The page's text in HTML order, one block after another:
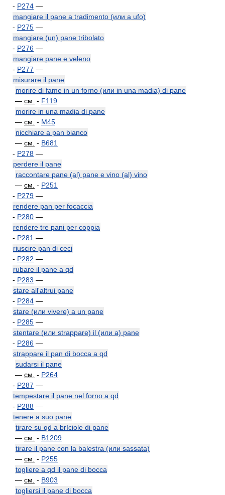
- P274 —
mangiare il pane a tradimento (или a ufo)
- P275 —
mangiare (un) pane tribolato
- P276 —
mangiare pane e veleno
- P277 —
misurare il pane
morire di fame in un forno (или in una madia) di pane
— см. - F119
morire in una madia di pane
— см. - M45
nicchiare a pan bianco
— см. - B681
- P278 —
perdere il pane
raccontare pane (al) pane e vino (al) vino
— см. - P251
- P279 —
rendere pan per focaccia
- P280 —
rendere tre pani per coppia
- P281 —
riuscire pan di ceci
- P282 —
rubare il pane a qd
- P283 —
stare all'altrui pane
- P284 —
stare (или vivere) a un pane
- P285 —
stentare (или strappare) il (или a) pane
- P286 —
strappare il pan di bocca a qd
sudarsi il pane
— см. - P264
- P287 —
tempestare il pane nel forno a qd
- P288 —
tenere a suo pane
tirare su qd a brìciole di pane
— см. - B1209
tirare il pane con la balestra (или sassata)
— см. - P255
togliere a qd il pane di bocca
— см. - B903
togliersi il pane di bocca